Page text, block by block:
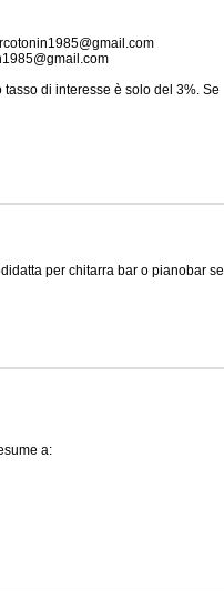
di interesse è solo del 3%. Se
per chitarra bar o pianobar se
a: